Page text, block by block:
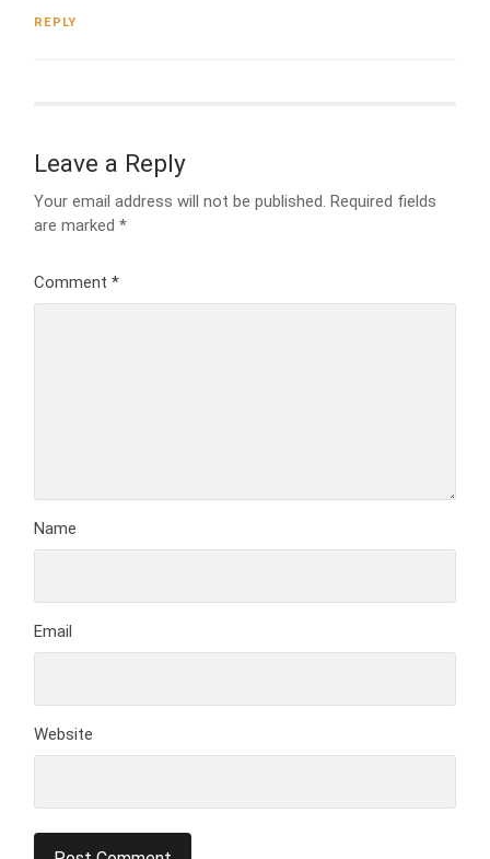
REPLY
Leave a Reply
Your email address will not be published. Required fields
are marked*
Comment*
Name
Email
Website